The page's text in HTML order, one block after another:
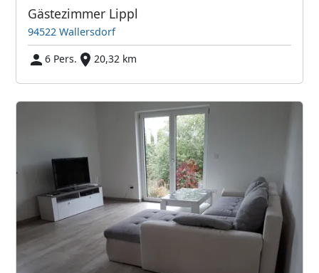
Gästezimmer Lippl
94522 Wallersdorf
6 Pers.
20,32 km